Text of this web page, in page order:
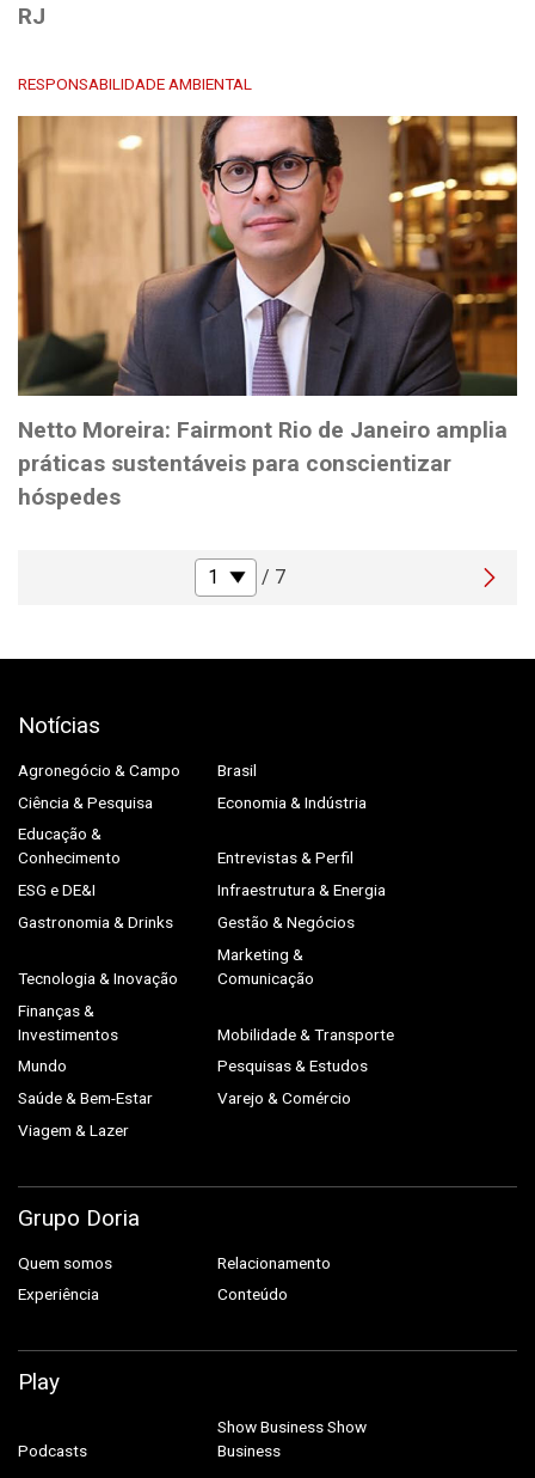
RJ
RESPONSABILIDADE AMBIENTAL
Netto Moreira: Fairmont Rio de Janeiro amplia
práticas sustentáveis para conscientizar
hóspedes
/ 7
Notícias
Agronegócio & Campo
Brasil
Ciência & Pesquisa
Economia & Indústria
Educação &
Conhecimento
Entrevistas & Perfil
ESG e DE&I
Infraestrutura & Energia
Gastronomia & Drinks
Gestão & Negócios
Tecnologia & Inovação
Marketing &
Comunicação
Finanças &
Investimentos
Mobilidade & Transporte
Mundo
Pesquisas & Estudos
Saúde & Bem-Estar
Varejo & Comércio
Viagem & Lazer
Grupo Doria
Quem somos
Relacionamento
Experiência
Conteúdo
Play
Podcasts
Show BusinessShow
Business